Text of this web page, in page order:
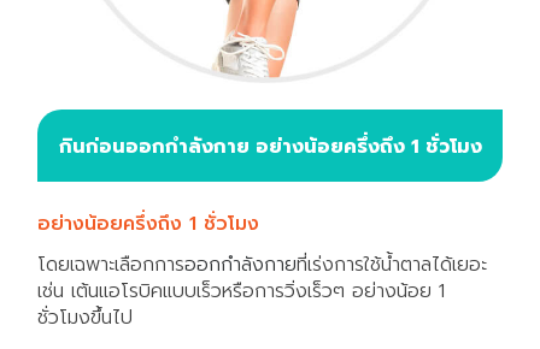
กินก่อนออกกำลังกาย อย่างน้อยครึ่งถึง 1 ชั่วโมง
อย่างน้อยครึ่งถึง 1 ชั่วโมง
โดยเฉพาะเลือกการออกกำลังกายที่เร่งการใช้น้ำตาลได้เยอะ
เช่น เต้นแอโรบิคแบบเร็วหรือการวิ่งเร็วๆ อย่างน้อย 1
ชั่วโมงขึ้นไป